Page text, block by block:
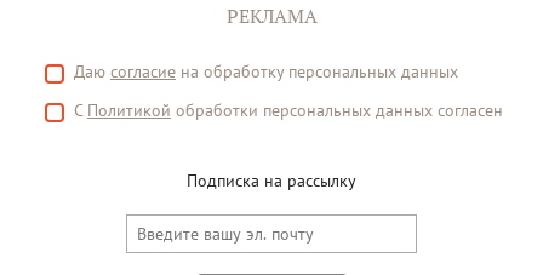
РЕКЛАМА
Даю согласие на обработку персональных данных
С Политикой обработки персональных данных согласен
Подписка на рассылку